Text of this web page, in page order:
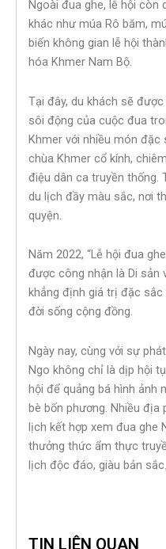
Ngoài đua ghe, lễ hội còn
khác như múa Rô băm,
biến không gian lễ hội
hóa Khmer Nam Bộ.
Tại đây, du khách sẽ
sôi động của cuộc đua
Khmer với nhiều món đặc
chùa Khmer cổ kính,
điệu dân ca truyền thống.
du lịch đầy màu sắc, nơi
quyện.
Năm 2022, “Lễ hội đua
được công nhận là Di sản
khẳng định giá trị đặc
đời sống cộng đồng.
Ngày nay, cùng với sự
Ngo không chỉ là dịp hội
hội để quảng bá hình ảnh
bè bốn phương. Nhiều địa
lịch kết hợp xem đua ghe
thưởng thức ẩm thực
lịch độc đáo, giàu bản sắc.
TIN LIÊN QUAN